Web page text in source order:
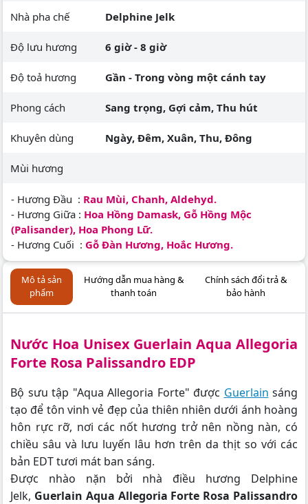
Mô tả sản
phẩm
Hướng dẫn mua hàng &
thanh toán
Chính sách đổi trả &
bảo hành
Nước Hoa Unisex Guerlain Aqua Allegoria
Forte Rosa Palissandro EDP
Bộ sưu tập "Aqua Allegoria Forte" được Guerlain sáng
tạo để tôn vinh vẻ đẹp của thiên nhiên dưới ánh hoàng
hôn rực rỡ, nơi các nốt hương trở nên nồng nàn, có
chiều sâu và lưu luyến lâu hơn trên da thịt so với các
bản EDT tươi mát ban sáng.
Được nhào nặn bởi nhà điều hương Delphine
Jelk, Guerlain Aqua Allegoria Forte Rosa Palissandro
Nhà pha chế Delphine Jelk
Độ lưu hương 6 giờ - 8 giờ
Độ toả hương Gần - Trong vòng một cánh tay
Phong cách Sang trọng, Gợi cảm, Thu hút
Khuyên dùng Ngày, Đêm, Xuân, Thu, Đông
Mùi hương
- Hương Đầu : Rau Mùi, Chanh, Aldehyd.
- Hương Giữa : Hoa Hồng Damask, Gỗ Hồng Mộc
(Palisander), Hoa Phong Lữ.
- Hương Cuối : Gỗ Đàn Hương, Hoắc Hương.